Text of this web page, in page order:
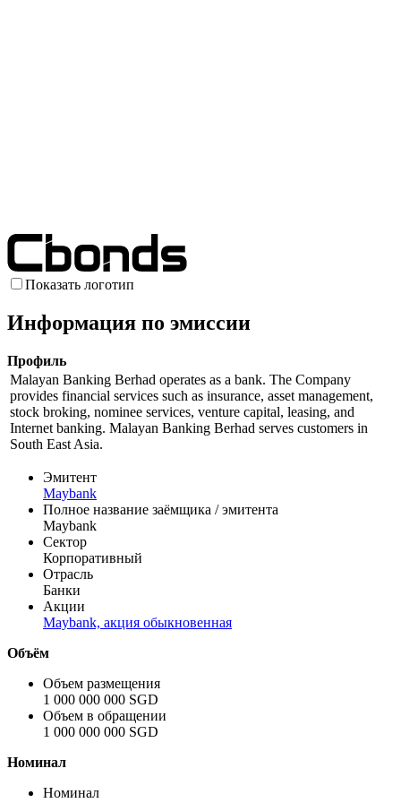
Показать логотип
Информация по эмиссии
Профиль
Malayan Banking Berhad operates as a bank. The Company
provides financial services such as insurance, asset management,
stock broking, nominee services, venture capital, leasing, and
Internet banking. Malayan Banking Berhad serves customers in
South East Asia.
Эмитент
Maybank
Полное название заёмщика / эмитента
Maybank
Сектор
Корпоративный
Отрасль
Банки
Акции
Maybank, акция обыкновенная
Объём
Объем размещения
1 000 000 000 SGD
Объем в обращении
1 000 000 000 SGD
Номинал
Номинал